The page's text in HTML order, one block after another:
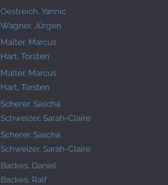
Oestreich, Yannic
Wagner, Jürgen
Malter, Marcus
Hart, Torsten
Malter, Marcus
Hart, Torsten
Scherer, Sascha
Schweizer, Sarah-Claire
Scherer, Sascha
Schweizer, Sarah-Claire
Backes, Daniel
Backes, Ralf